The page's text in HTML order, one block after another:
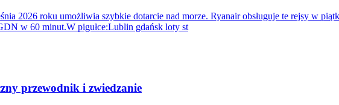
2026 roku umożliwia szybkie dotarcie nad morze. Ryanair obsługuje te rejsy w
w 60 minut.W pigułce:Lublin gdańsk loty st
przewodnik i zwiedzanie